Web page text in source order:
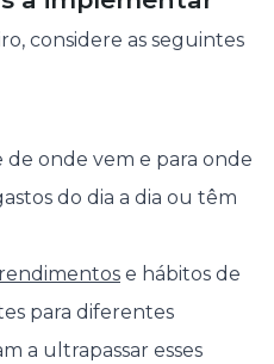
considere as seguintes
onde vem e para onde
do dia a dia ou têm
rendimentos e hábitos de
para diferentes
a ultrapassar esses